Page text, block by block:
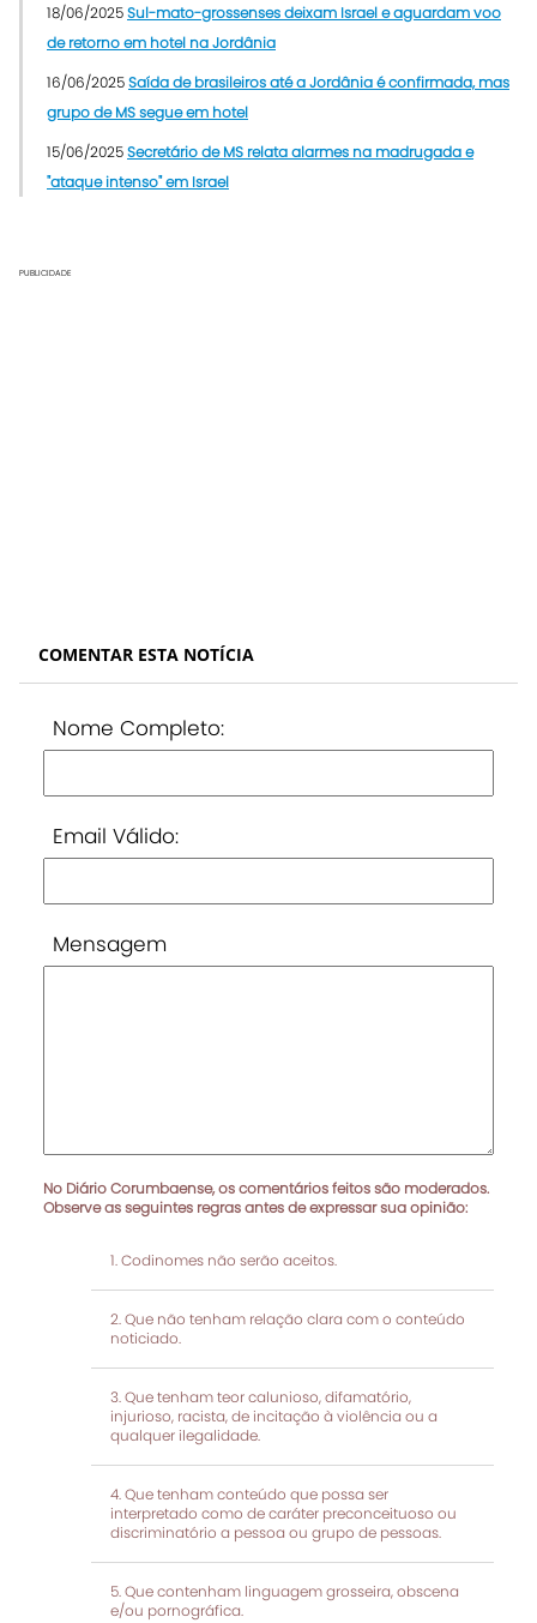
18/06/2025Sul-mato-grossenses deixam Israel e aguardam voo
de retorno em hotel na Jordânia
16/06/2025Saída de brasileiros até a Jordânia é confirmada, mas
grupo de MS segue em hotel
15/06/2025Secretário de MS relata alarmes na madrugada e
"ataque intenso" em Israel
PUBLICIDADE
COMENTAR ESTA NOTÍCIA
Nome Completo:
Email Válido:
Mensagem
No Diário Corumbaense, os comentários feitos são moderados.
Observe as seguintes regras antes de expressar sua opinião:
Codinomes não serão aceitos.
Que não tenham relação clara com o conteúdo
noticiado.
Que tenham teor calunioso, difamatório,
injurioso, racista, de incitação à violência ou a
qualquer ilegalidade.
Que tenham conteúdo que possa ser
interpretado como de caráter preconceituoso ou
discriminatório a pessoa ou grupo de pessoas.
Que contenham linguagem grosseira, obscena
e/ou pornográfica.